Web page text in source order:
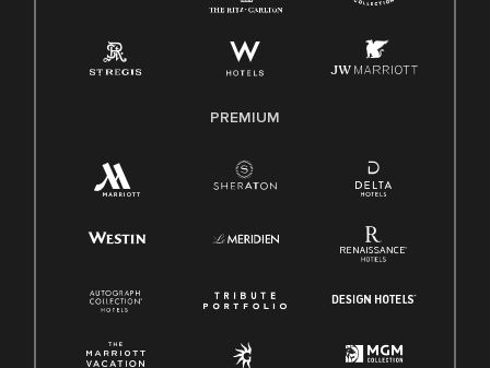
PREMIUM